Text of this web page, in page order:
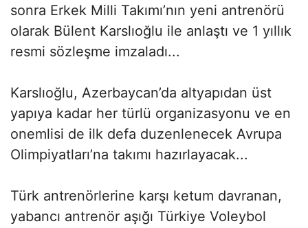
sonra Erkek Milli Takımı’nın yeni antrenörü
olarak Bülent Karslıoğlu ile anlaştı ve 1 yıllık
resmi sözleşme imzaladı...
Karslıoğlu, Azerbaycan’da altyapıdan üst
yapıya kadar her türlü organizasyonu ve en
onemlisi de ilk defa duzenlenecek Avrupa
Olimpiyatları’na takımı hazırlayacak...
Türk antrenörlerine karşı ketum davranan,
yabancı antrenör aşığı Türkiye Voleybol